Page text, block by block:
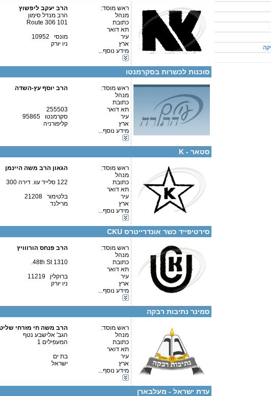
ראש מוסד:
הרב יעקב ליפשוץ
מנהל
הרב מנדל סימון
כתובת
101 Route 306
תא דואר
עיר
מונסי 10952
ארץ
ניו יורק
מידע נוסף...
איש קשר:
קטגוריות:
סוכנות לכשרות בסקרמנטו
ראש מוסד:
הרב יוסף עץ-השדה
מנהל
כתובת
תא דואר
255503
עיר
סקרמנטו 95865
ארץ
קליפורניה
מידע נוסף...
טלפון 1:
טלפון 2:
פקס
איש קשר:
קטגוריות:
סטאר - K
ראש מוסד:
הגאון הרב משה היינמן
מנהל
כתובת
122 סלייד עוו. דירה 300
תא דואר
עיר
בלטימור 21208
ארץ
מרילנד
מידע נוסף...
טלפון 1:
טלפון 2:
איש קשר:
סירטיפייד כשר אונדרייטרס CKU
ראש מוסד:
הרב פנחס הורווויץ
מנהל
כתובת
1310 48th St.
תא דואר
עיר
ברוקלין 11219
ארץ
ניו יורק
מידע נוסף...
טלפון 1:
טלפון 2:
פקס
איש קשר:
סמינר נתיבות רבקה
ראש מוסד:
הרב משה חי מזרחי
מנהל
הגב' אלישבע נטף
כתובת
המעפילים 1
תא דואר
עיר
בת ים
ארץ
ישראל
מידע נוסף...
פרטים נוספים:
טלפון 1:
טלפון 2:
פקס
קטגוריות:
בתי ספר וסמינרים-סמינר
עדת ישראל - מעלבארן
טלפון 1:
טלפון 2: